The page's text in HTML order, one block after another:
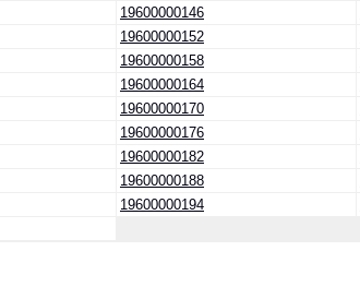
19600000146
19600000152
19600000158
19600000164
19600000170
19600000176
19600000182
19600000188
19600000194